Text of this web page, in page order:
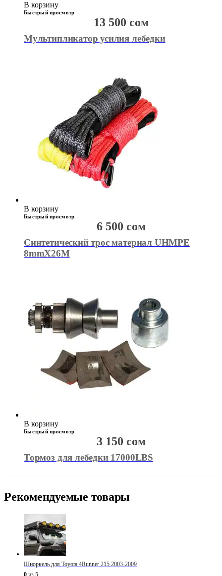
В корзину
Быстрый просмотр
Мультипликатор усилия лебедки
13 500 сом
В корзину
Быстрый просмотр
Синтетический трос материал UHMPE
8mmX26M
6 500 сом
В корзину
Быстрый просмотр
Тормоз для лебедки 17000LBS
3 150 сом
Рекомендуемые товары
Шноркель для Toyota 4Runner 215 2003-2009